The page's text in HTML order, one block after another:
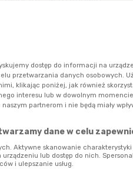
do tworzenia kolejnych
podbiły serca dzieci
dostęp do informacji na
przetwarzania danych osobowych.
klikając poniżej, jak również
interesu lub w dowolnym
partnerom i nie będą miały
dane w celu
Aktywne skanowanie
lub dostęp do nich.
i ulepszanie usług.